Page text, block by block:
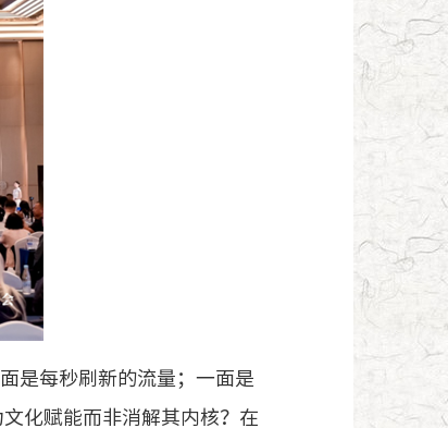
是每秒刷新的流量；一面是
化赋能而非消解其内核？在